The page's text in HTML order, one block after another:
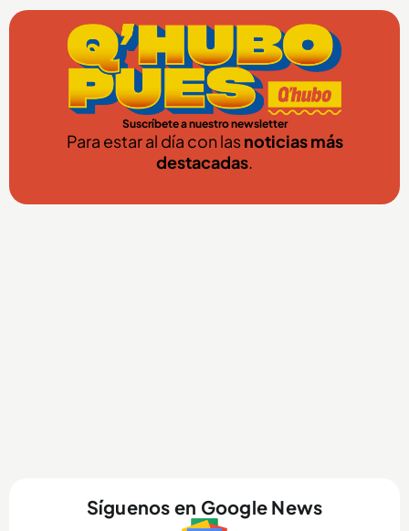
Suscríbete a nuestro newsletter
Para estar al día con lasnoticias más
destacadas.
Síguenos en Google News